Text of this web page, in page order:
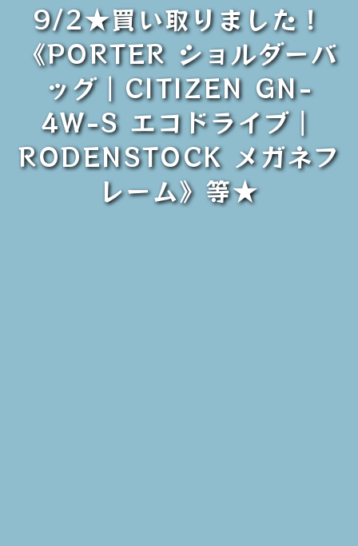
9/2★買い取りました！
《PORTER ショルダーバ
ッグ｜CITIZEN GN-
4W-S エコドライブ｜
RODENSTOCK メガネフ
レーム》等★